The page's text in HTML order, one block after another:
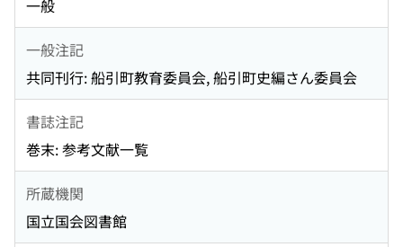
一般
一般注記
共同刊行: 船引町教育委員会, 船引町史編さん委員会
書誌注記
巻末: 参考文献一覧
所蔵機関
国立国会図書館